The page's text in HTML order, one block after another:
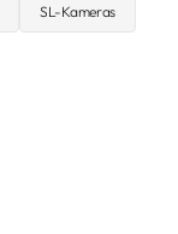
SL-Kameras